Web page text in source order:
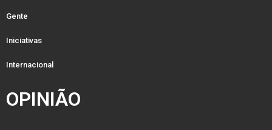
Gente
Iniciativas
Internacional
OPINIÃO